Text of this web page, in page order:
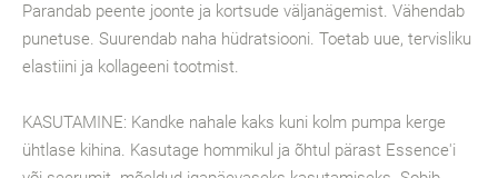
Parandab peente joonte ja kortsude väljanägemist. Vähendab
punetuse. Suurendab naha hüdratsiooni. Toetab uue, tervisliku
elastiini ja kollageeni tootmist.
KASUTAMINE: Kandke nahale kaks kuni kolm pumpa kerge
ühtlase kihina. Kasutage hommikul ja õhtul pärast Essence'i